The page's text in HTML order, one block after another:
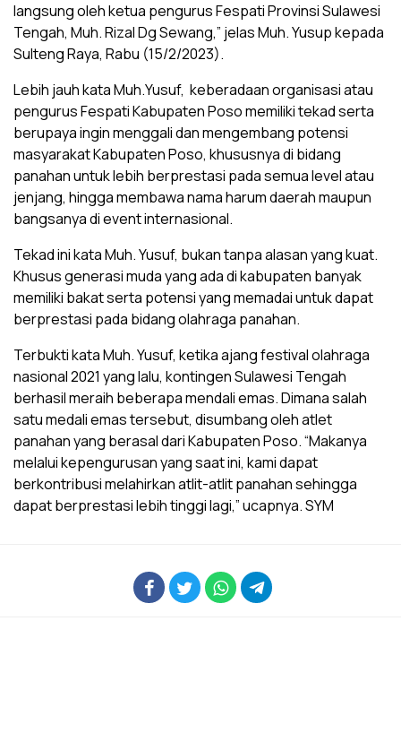
langsung oleh ketua pengurus Fespati Provinsi Sulawesi
Tengah, Muh. Rizal Dg Sewang,” jelas Muh. Yusup kepada
Sulteng Raya, Rabu (15/2/2023).
Lebih jauh kata Muh.Yusuf, keberadaan organisasi atau
pengurus Fespati Kabupaten Poso memiliki tekad serta
berupaya ingin menggali dan mengembang potensi
masyarakat Kabupaten Poso, khususnya di bidang
panahan untuk lebih berprestasi pada semua level atau
jenjang, hingga membawa nama harum daerah maupun
bangsanya di event internasional.
Tekad ini kata Muh. Yusuf, bukan tanpa alasan yang kuat.
Khusus generasi muda yang ada di kabupaten banyak
memiliki bakat serta potensi yang memadai untuk dapat
berprestasi pada bidang olahraga panahan.
Terbukti kata Muh. Yusuf, ketika ajang festival olahraga
nasional 2021 yang lalu, kontingen Sulawesi Tengah
berhasil meraih beberapa mendali emas. Dimana salah
satu medali emas tersebut, disumbang oleh atlet
panahan yang berasal dari Kabupaten Poso. “Makanya
melalui kepengurusan yang saat ini, kami dapat
berkontribusi melahirkan atlit-atlit panahan sehingga
dapat berprestasi lebih tinggi lagi,” ucapnya. SYM